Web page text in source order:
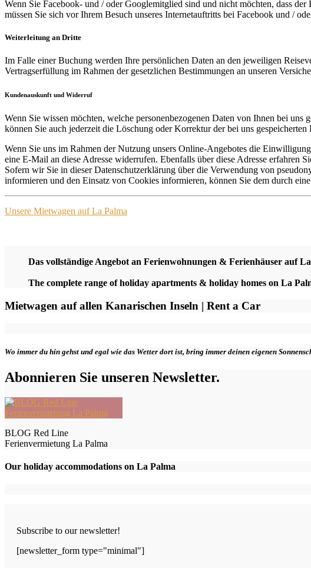
Wenn Sie Facebook- und / oder Googlemitglied sind und nicht möchten, dass
müssen Sie sich vor Ihrem Besuch unseres Internetauftritts bei Facebook und /
Weiterleitung an Dritte
Im Falle einer Buchung werden Ihre persönlichen Daten an den jeweiligen
Vertragserfüllung im Rahmen der gesetzlichen Bestimmungen an unseren
Kundenauskunft und Widerruf
Wenn Sie wissen möchten, welche personenbezogenen Daten von Ihnen bei
können Sie auch jederzeit die Löschung oder Korrektur der bei uns gespeicherten
Wenn Sie uns im Rahmen der Nutzung unsers Online-Angebotes die
eine E-Mail an diese Adresse widerrufen. Ebenfalls über diese Adresse erfahren
Sofern wir Sie in dieser Datenschutzerklärung über die Verwendung von
informieren und den Einsatz von Cookies informieren, können Sie dem durch
Unsere Mietwagen auf La Palma
Das vollständige Angebot an Ferienwohnungen & Ferienhäuser auf
The complete range of holiday apartments & holiday homes on La
Mietwagen auf allen Kanarischen Inseln | Rent a Car
Wo immer du hin gehst und egal wie das Wetter dort ist, bring immer deinen eigenen
Abonnieren Sie unseren Newsletter.
BLOG Red Line
Ferienvermietung La Palma
Our holiday accommodations on La Palma
Subscribe to our newsletter!
[newsletter_form type="minimal"]